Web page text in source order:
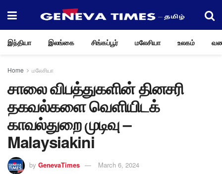
இந்தியா இலங்கை சிங்கப்பூர் மலேசியா உலகம்
Home மலேசியா
சாலை விபத்துகளின் தினசரி
தகவல்களை வெளியிடக்
காவல்துறை முடிவு –
Malaysiakini
by GenevaTimes
March 6, 2024